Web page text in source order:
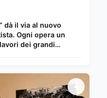
dà il via al nuovo
Ogni opera un
dei grandi